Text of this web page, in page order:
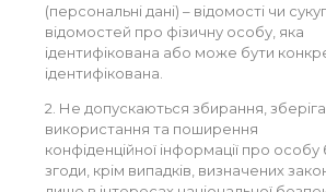
(персональні дані) – відомості чи
відомостей про фізичну особу, яка
ідентифікована або може бути
ідентифікована.
2. Не допускаються збирання,
використання та поширення
конфіденційної інформації про особу
згоди, крім випадків, визначених